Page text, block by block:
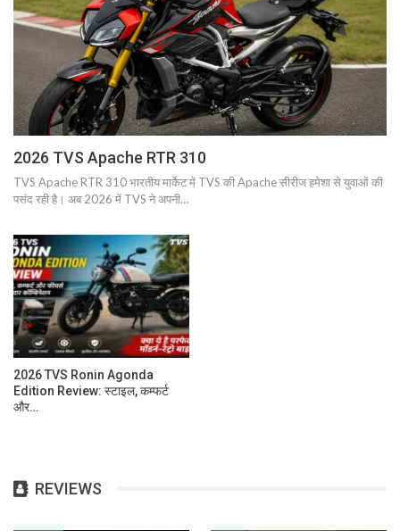
2026 TVS Apache RTR 310
TVS Apache RTR 310 भारतीय मार्केट में TVS की Apache सीरीज हमेशा से युवाओं की
पसंद रही है। अब 2026 में TVS ने अपनी…
2026 TVS Ronin Agonda
Edition Review: स्टाइल, कम्फर्ट
और…
REVIEWS